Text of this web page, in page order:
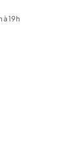
à 19h